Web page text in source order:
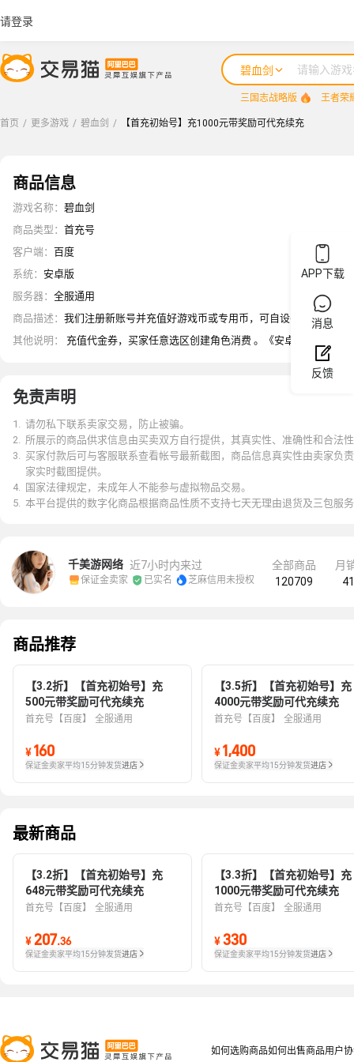
APP下载
消息
反馈
请登录
碧血剑
三国志战略版 王者荣
首页 / 更多游戏 / 碧血剑 / 【首充初始号】充1000元带奖励可代充续充
商品信息
游戏名称： 碧血剑
商品类型 ： 首充号
客户端： 百度
系统： 安卓版
服务器： 全服通用
商品描述 ： 我们注册新账号并充值好游戏币或专用币，可自设密保或游戏
其他说明 ： 充值代金券，买家任意选区创建角色消费 。《安卓其他版本》
免责声明
1 . 请勿私下联系卖家交易，防止被骗。
2. 所展示的商品供求信息由买卖双方自行提供，其真实性、准确性和合法
3. 买家付款后可与客服联系查看帐号最新截图，商品信息真实性由卖家负
家实时截图提供。
4. 国家法律规定，未成年人不能参与虚拟物品交易。
5. 本平台提供的数字化商品根据商品性质不支持七天无理由退货及三包服
千美游网络 近7小时内来过
保证金卖家  已实名 芝麻信用未授权
全部商品
120709
月
商品推荐
【3.2折】【首充初始号】充
500元带奖励可代充续充
首充号【百度】 全服通用
¥ 160
保证金卖家平均15分钟发货进店
【3.5折】【首充初始号】充
4000元带奖励可代充续充
首充号【百度】 全服通用
¥ 1,400
保证金卖家平均15分钟发货进店
最新商品
【3.2折】【首充初始号】充
648元带奖励可代充续充
首充号【百度】 全服通用
¥ 207.36
保证金卖家平均15分钟发货进店
【3.3折】【首充初始号】充
1000元带奖励可代充续充
首充号【百度】 全服通用
¥ 330
保证金卖家平均15分钟发货进店
如何选购商品如何出售商品用户